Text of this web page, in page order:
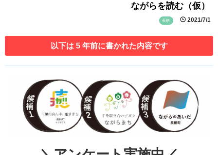
ながらを読む（仮）
長柄 2021/7/1
以下は 5 年前に書かれた内容です